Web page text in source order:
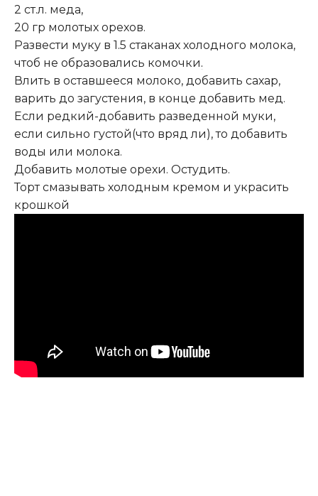
2 ст.л. меда,
20 гр молотых орехов.
Развести муку в 1.5 стаканах холодного молока,
чтоб не образовались комочки.
Влить в оставшееся молоко, добавить сахар,
варить до загустения, в конце добавить мед.
Если редкий-добавить разведенной муки,
если сильно густой(что вряд ли), то добавить
воды или молока.
Добавить молотые орехи. Остудить.
Торт смазывать холодным кремом и украсить
крошкой